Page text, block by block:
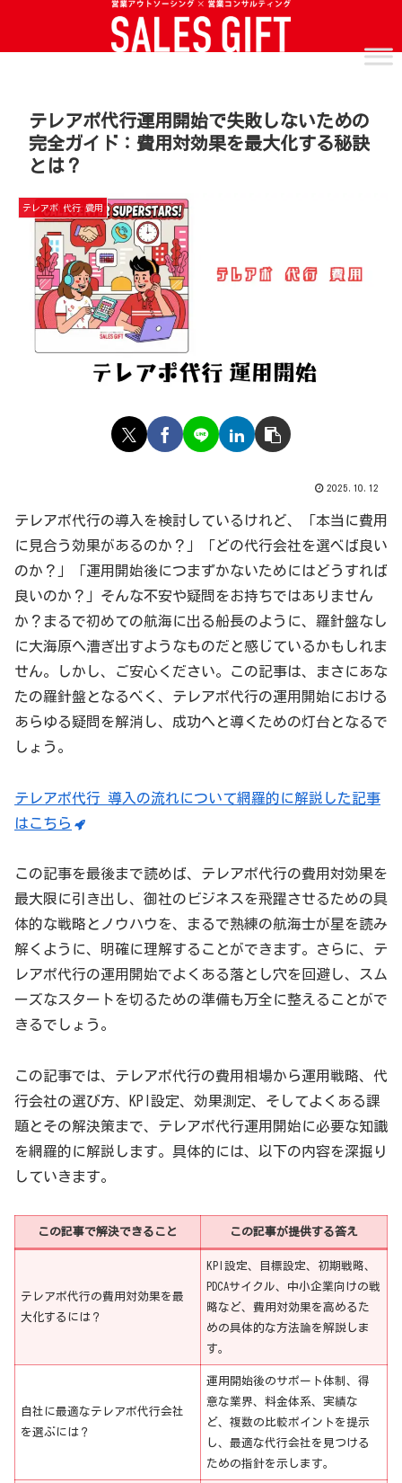
テレアポ代行運用開始で失敗しないための
完全ガイド：費用対効果を最大化する秘訣
とは？
テレアポ 代行 費用
2025.10.12
テレアポ代行の導入を検討しているけれど、「本当に費用
に見合う効果があるのか？」「どの代行会社を選べば良い
のか？」「運用開始後につまずかないためにはどうすれば
良いのか？」そんな不安や疑問をお持ちではありません
か？まるで初めての航海に出る船長のように、羅針盤なし
に大海原へ漕ぎ出すようなものだと感じているかもしれま
せん。しかし、ご安心ください。この記事は、まさにあな
たの羅針盤となるべく、テレアポ代行の運用開始における
あらゆる疑問を解消し、成功へと導くための灯台となるで
しょう。
テレアポ代行 導入の流れについて網羅的に解説した記事
はこちら
この記事を最後まで読めば、テレアポ代行の費用対効果を
最大限に引き出し、御社のビジネスを飛躍させるための具
体的な戦略とノウハウを、まるで熟練の航海士が星を読み
解くように、明確に理解することができます。さらに、テ
レアポ代行の運用開始でよくある落とし穴を回避し、スム
ーズなスタートを切るための準備も万全に整えることがで
きるでしょう。
この記事では、テレアポ代行の費用相場から運用戦略、代
行会社の選び方、KPI設定、効果測定、そしてよくある課
題とその解決策まで、テレアポ代行運用開始に必要な知識
を網羅的に解説します。具体的には、以下の内容を深掘り
していきます。
この記事で解決できること この記事が提供する答え
テレアポ代行の費用対効果を最
大化するには？
KPI設定、目標設定、初期戦略、
PDCAサイクル、中小企業向けの戦
略など、費用対効果を高めるた
めの具体的な方法論を解説しま
す。
自社に最適なテレアポ代行会社
を選ぶには？
運用開始後のサポート体制、得
意な業界、料金体系、実績な
ど、複数の比較ポイントを提示
し、最適な代行会社を見つける
ための指針を示します。